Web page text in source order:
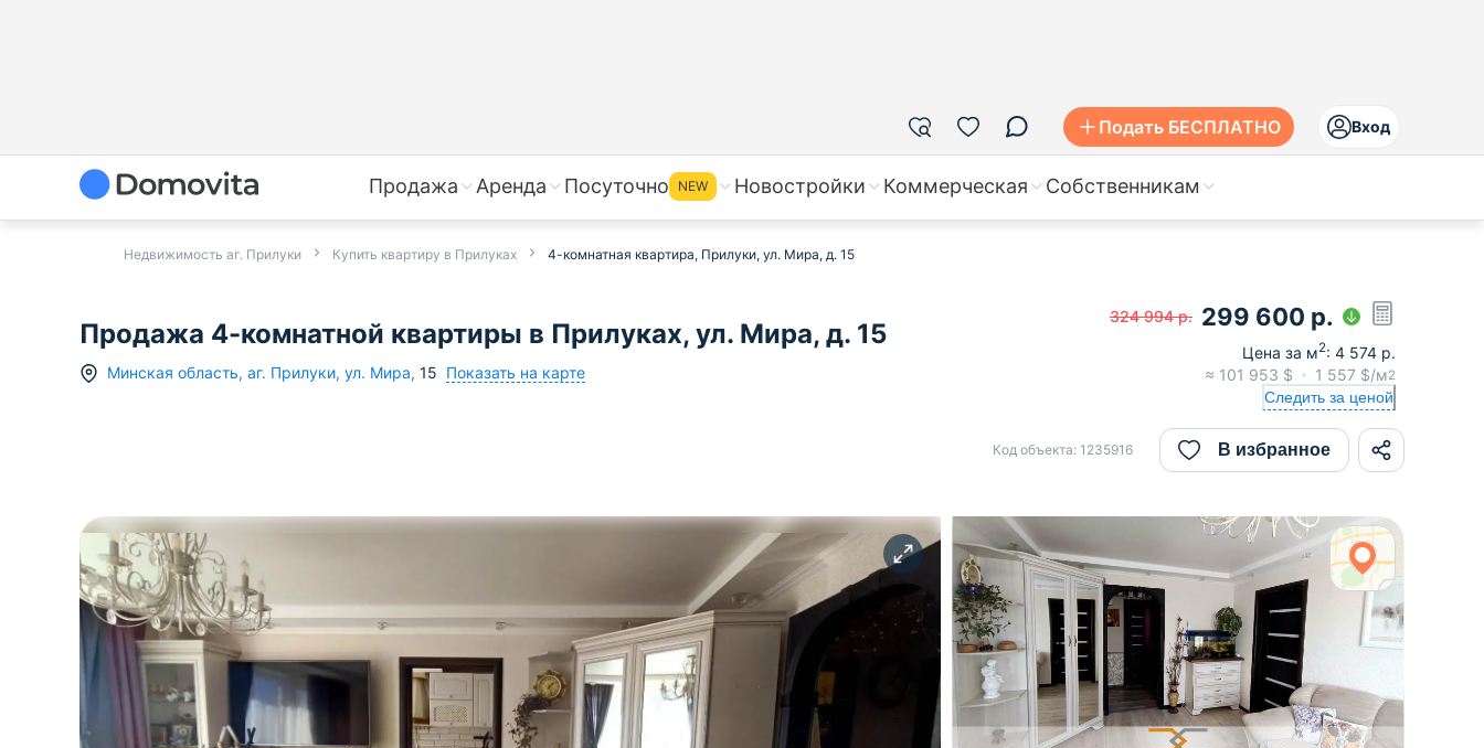
Подать БЕСПЛАТНО Вход
Продажа Аренда Посуточно NEW Новостройки Коммерческая Собственникам
Недвижимость аг. Прилуки Купить квартиру в Прилуках 4-комнатная квартира, Прилуки, ул. Мира, д. 15
Продажа 4-комнатной квартиры в Прилуках, ул. Мира, д. 15
Минская область, аг. Прилуки, ул. Мира, 15 Показать на карте
324 994 р. 299 600 р.
Цена за м2: 4 574 р.
≈ 101 953 $ 1 557 $/м2
Следить за ценой
Код объекта: 1235916 В избранное